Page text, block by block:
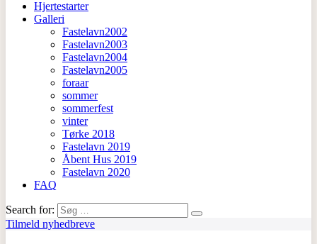
Hjertestarter
Galleri
Fastelavn2002
Fastelavn2003
Fastelavn2004
Fastelavn2005
foraar
sommer
sommerfest
vinter
Tørke 2018
Fastelavn 2019
Åbent Hus 2019
Fastelavn 2020
FAQ
Search for:
Tilmeld nyhedbreve